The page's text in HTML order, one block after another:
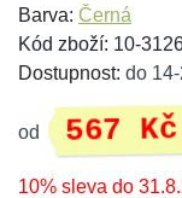
Barva: Černá
Kód zboží: 10-
Dostupnost: do
od 567 Kč
10% sleva do